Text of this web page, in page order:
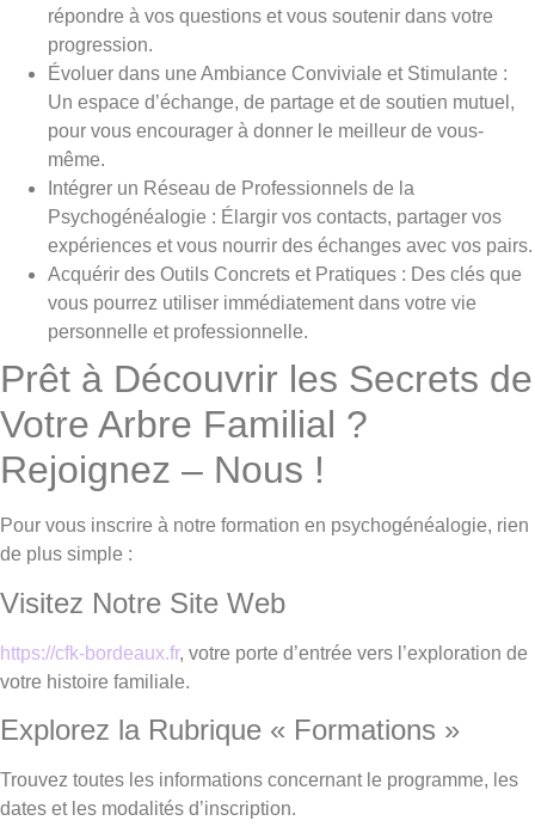
répondre à vos questions et vous soutenir dans votre
progression.
Évoluer dans une Ambiance Conviviale et Stimulante :
Un espace d’échange, de partage et de soutien mutuel,
pour vous encourager à donner le meilleur de vous-
même.
Intégrer un Réseau de Professionnels de la
Psychogénéalogie : Élargir vos contacts, partager vos
expériences et vous nourrir des échanges avec vos pairs.
Acquérir des Outils Concrets et Pratiques : Des clés que
vous pourrez utiliser immédiatement dans votre vie
personnelle et professionnelle.
Prêt à Découvrir les Secrets de
Votre Arbre Familial ?
Rejoignez – Nous !
Pour vous inscrire à notre formation en psychogénéalogie, rien
de plus simple :
Visitez Notre Site Web
https://cfk-bordeaux.fr, votre porte d’entrée vers l’exploration de
votre histoire familiale.
Explorez la Rubrique « Formations »
Trouvez toutes les informations concernant le programme, les
dates et les modalités d’inscription.